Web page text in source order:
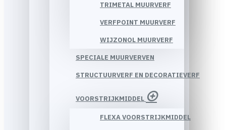
TRIMETAL MUURVERF
VERFPOINT MUURVERF
WIJZONOL MUURVERF
SPECIALE MUURVERVEN
STRUCTUURVERF EN DECORATIEVERF
VOORSTRIJKMIDDEL
FLEXA VOORSTRIJKMIDDEL